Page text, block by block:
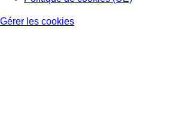
Gérer les cookies